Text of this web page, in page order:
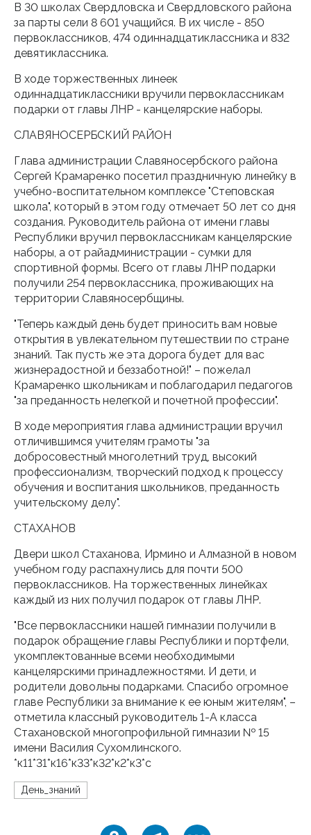
В 30 школах Свердловска и Свердловского района
за парты сели 8 601 учащийся. В их числе - 850
первоклассников, 474 одиннадцатиклассника и 832
девятиклассника.
В ходе торжественных линеек
одиннадцатиклассники вручили первоклассникам
подарки от главы ЛНР - канцелярские наборы.
СЛАВЯНОСЕРБСКИЙ РАЙОН
Глава администрации Славяносербского района
Сергей Крамаренко посетил праздничную линейку в
учебно-воспитательном комплексе "Степовская
школа", который в этом году отмечает 50 лет со дня
создания. Руководитель района от имени главы
Республики вручил первоклассникам канцелярские
наборы, а от райадминистрации - сумки для
спортивной формы. Всего от главы ЛНР подарки
получили 254 первоклассника, проживающих на
территории Славяносербщины.
"Теперь каждый день будет приносить вам новые
открытия в увлекательном путешествии по стране
знаний. Так пусть же эта дорога будет для вас
жизнерадостной и беззаботной!" – пожелал
Крамаренко школьникам и поблагодарил педагогов
"за преданность нелегкой и почетной профессии".
В ходе мероприятия глава администрации вручил
отличившимся учителям грамоты "за
добросовестный многолетний труд, высокий
профессионализм, творческий подход к процессу
обучения и воспитания школьников, преданность
учительскому делу".
СТАХАНОВ
Двери школ Стаханова, Ирмино и Алмазной в новом
учебном году распахнулись для почти 500
первоклассников. На торжественных линейках
каждый из них получил подарок от главы ЛНР.
"Все первоклассники нашей гимназии получили в
подарок обращение главы Республики и портфели,
укомплектованные всеми необходимыми
канцелярскими принадлежностями. И дети, и
родители довольны подарками. Спасибо огромное
главе Республики за внимание к ее юным жителям", –
отметила классный руководитель 1-А класса
Стахановской многопрофильной гимназии № 15
имени Василия Сухомлинского.
*к11*31*к16*к33*к32*к2*к3*с
День_знаний